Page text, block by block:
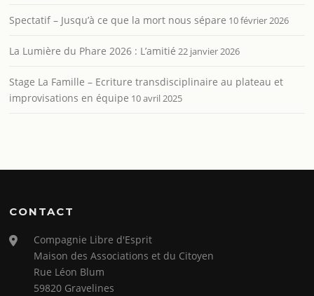
Spectatif – Jusqu’à ce que la mort nous sépare 10 février 2026
La Lumière du Phare 2026 : L’amitié 22 janvier 2026
Stage La Famille – Ecriture transdisciplinaire au plateau et
improvisations en équipe 10 avril 2025
CONTACT
Compagnie Libre d'Esprit
Maison des Associations et du Citoyen
Rue Léon Blum
59820 Gravelines